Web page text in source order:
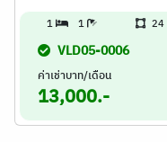
1 1 24
VLD05-0006
ค่าเช่าบาท/เดือน
13,000.-